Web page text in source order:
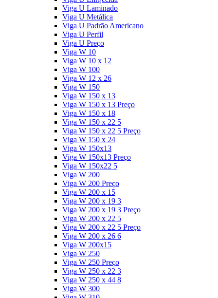
Viga U Laminado
Viga U Metálica
Viga U Padrão Americano
Viga U Perfil
Viga U Preço
Viga W 10
Viga W 10 x 12
Viga W 100
Viga W 12 x 26
Viga W 150
Viga W 150 x 13
Viga W 150 x 13 Preço
Viga W 150 x 18
Viga W 150 x 22 5
Viga W 150 x 22 5 Preço
Viga W 150 x 24
Viga W 150x13
Viga W 150x13 Preço
Viga W 150x22 5
Viga W 200
Viga W 200 Preço
Viga W 200 x 15
Viga W 200 x 19 3
Viga W 200 x 19 3 Preço
Viga W 200 x 22 5
Viga W 200 x 22 5 Preço
Viga W 200 x 26 6
Viga W 200x15
Viga W 250
Viga W 250 Preço
Viga W 250 x 22 3
Viga W 250 x 44 8
Viga W 300